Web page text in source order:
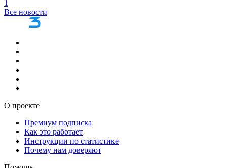
1
Все новости
О проекте
Премиум подписка
Как это работает
Инструкции по статистике
Почему нам доверяют